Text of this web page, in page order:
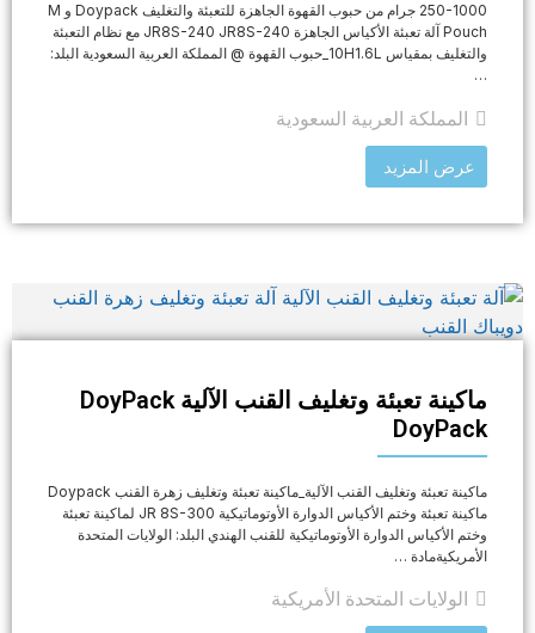
250-1000 جرام من حبوب القهوة الجاهزة للتعبئة والتغليف Doypack و M
Pouch آلة تعبئة الأكياس الجاهزة JR8S-240 JR8S-240 مع نظام التعبئة
والتغليف بمقياس 10H1.6L_حبوب القهوة @ المملكة العربية السعودية البلد:
…
المملكة العربية السعودية
عرض المزيد
ماكينة تعبئة وتغليف القنب الآلية DoyPack
DoyPack
ماكينة تعبئة وتغليف القنب الآلية_ماكينة تعبئة وتغليف زهرة القنب Doypack
ماكينة تعبئة وختم الأكياس الدوارة الأوتوماتيكية JR 8S-300 لماكينة تعبئة
وختم الأكياس الدوارة الأوتوماتيكية للقنب الهندي البلد: الولايات المتحدة
الأمريكيةمادة …
الولايات المتحدة الأمريكية